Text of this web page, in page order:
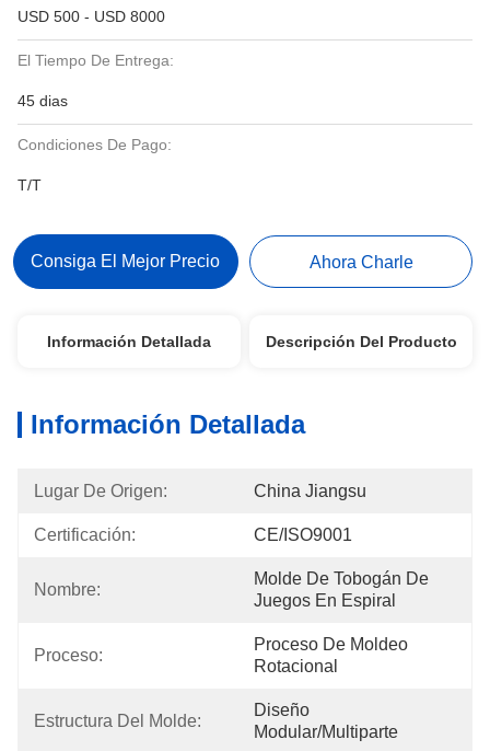
USD 500 - USD 8000
El Tiempo De Entrega:
45 dias
Condiciones De Pago:
T/T
Consiga El Mejor Precio Ahora Charle
Información Detallada Descripción Del Producto
Información Detallada
Lugar De Origen: China Jiangsu
Certificación: CE/ISO9001
Nombre:
Molde De Tobogán De
Juegos En Espiral
Proceso:
Proceso De Moldeo
Rotacional
Estructura Del Molde:
Diseño
Modular/multiparte